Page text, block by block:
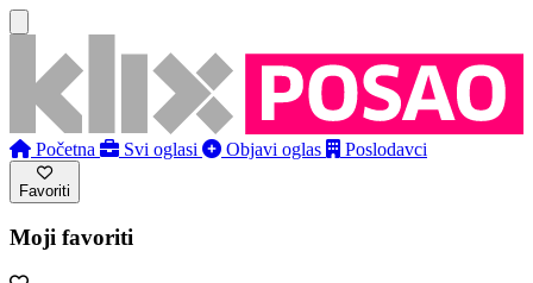
Početna Svi oglasi Objavi oglas Poslodavci
Favoriti
Moji favoriti